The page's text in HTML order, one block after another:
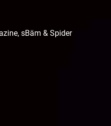
sBäm & Spider